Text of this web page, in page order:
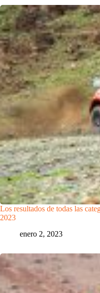
Los resultados de todas las
2023
enero 2, 2023